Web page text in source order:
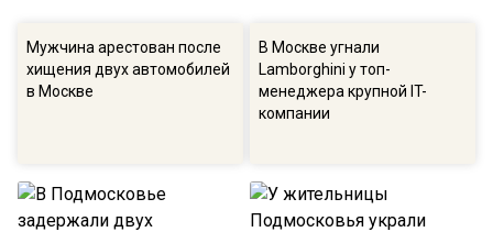
Мужчина арестован после
хищения двух автомобилей
в Москве
В Москве угнали
Lamborghini у топ-
менеджера крупной IT-
компании